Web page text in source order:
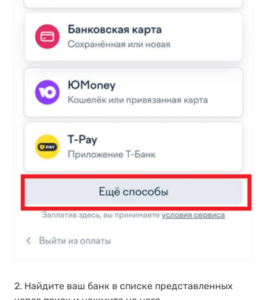
2. Найдите ваш банк в списке представленных